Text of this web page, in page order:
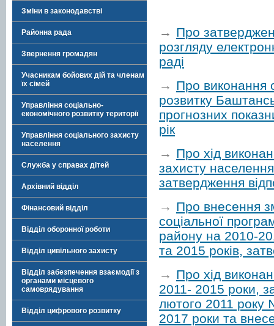
Зміни в законодавстві
Районна рада
Звернення громадян
Учасникам бойових дій та членам
їх сімей
Управління соціально-
економічного розвитку території
Управління соціального захисту
населення
Служба у справах дітей
Архівний відділ
Фінансовий відділ
Відділ оборонної роботи
Відділ цивільного захисту
Відділ забезпечення взаємодії з
органами місцевого
самоврядування
Відділ цифрового розвитку
→ Про
розгляду
раді
→ Про виконання
розвитку
прогнозних
рік
→ Про хід
захисту
затвердження
→ Про внесення
соціальної
району на 2010-
та 2015 років,
→ Про хід
2011- 2015 роки,
лютого 2011 року
2017 роки та